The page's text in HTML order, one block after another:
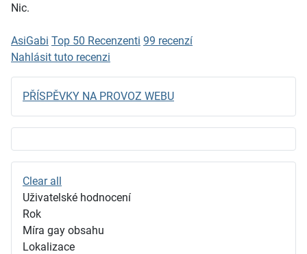
Nic.
AsiGabi Top 50 Recenzenti 99 recenzí
Nahlásit tuto recenzi
PŘÍSPĚVKY NA PROVOZ WEBU
Clear all
Uživatelské hodnocení
Rok
Míra gay obsahu
Lokalizace